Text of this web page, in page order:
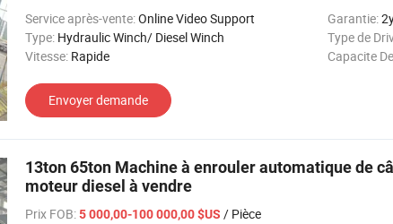
Service après-vente:Online Video Support Garantie:
Type: Hydraulic Winch/ Diesel Winch Type de
Vitesse: Rapide Capacite
Envoyer demande
13ton 65ton Machine à enrouler automatique de
moteur diesel à vendre
Prix FOB:5 000,00-100 000,00 $US / Pièce